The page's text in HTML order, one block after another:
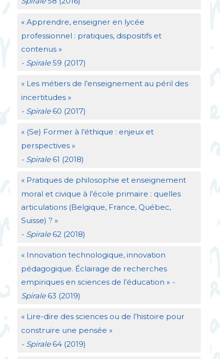
« Apprendre, enseigner en lycée
professionnel : pratiques, dispositifs et
contenus »
- Spirale59 (2017)
« Les métiers de l’enseignement au péril des
incertitudes »
- Spirale60 (2017)
« (Se) Former à l’éthique : enjeux et
perspectives »
- Spirale61 (2018)
« Pratiques de philosophie et enseignement
moral et civique à l’école primaire : quelles
articulations (Belgique, France, Québec,
Suisse) ? »
- Spirale62 (2018)
« Innovation technologique, innovation
pédagogique. Éclairage de recherches
empiriques en sciences de l’éducation » -
Spirale63 (2019)
« Lire-dire des sciences ou de l’histoire pour
construire une pensée »
- Spirale64 (2019)